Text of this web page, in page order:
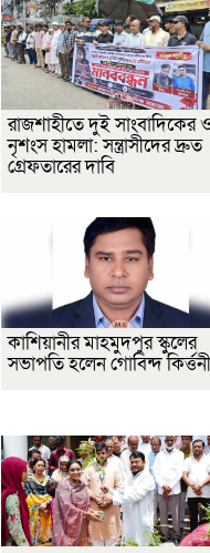
রাজশাহীতে দুই সাংবাদিকের
নৃশংস হামলা: সন্ত্রাসীদের দ্রুত
গ্রেফতারের দাবি
কাশিয়ানীর মাহমুদপুর স্কুলের
সভাপতি হলেন গোবিন্দ